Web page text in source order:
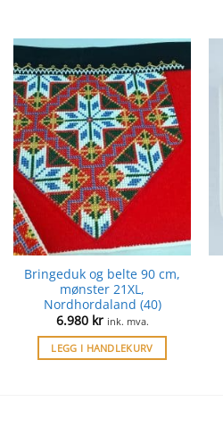
Bringeduk og belte 90 cm,
mønster 21XL,
Nordhordaland (40)
6.980 kr ink. mva.
LEGG I HANDLEKURV